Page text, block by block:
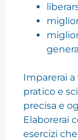
Imparerai
pratico e
precisa e
Elaborerai
esercizi